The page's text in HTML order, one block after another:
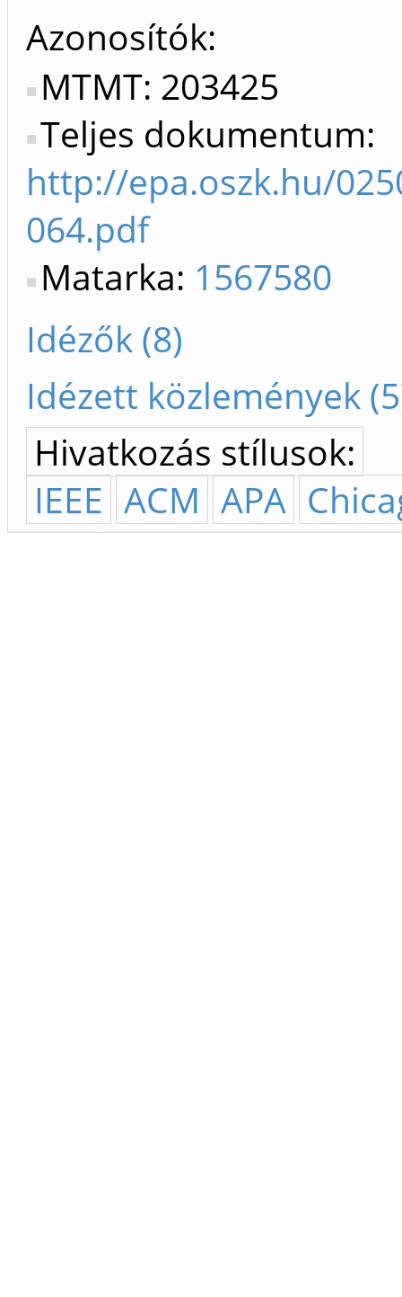
Azonosítók
MTMT: 203425
Teljes dokumentum:
http://epa.oszk.hu/
064.pdf
Matarka: 1567580
Idézők (8)
Idézett közlemények
Hivatkozás stílusok:
IEEE ACM APA